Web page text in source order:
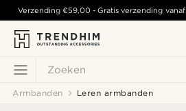
Zoeken
Verzending€59,00 - Gratis verzending vanaf
Armbanden Leren armbanden